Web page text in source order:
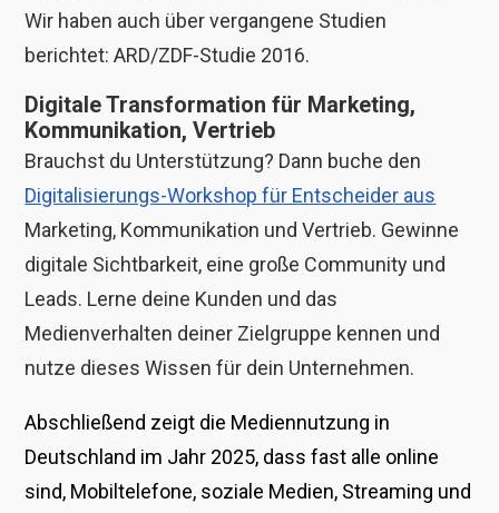
Wir haben auch über vergangene Studien
berichtet: ARD/ZDF-Studie 2016.
Digitale Transformation für Marketing,
Kommunikation, Vertrieb
Brauchst du Unterstützung? Dann buche den
Digitalisierungs-Workshop für Entscheider aus
Marketing, Kommunikation und Vertrieb. Gewinne
digitale Sichtbarkeit, eine große Community und
Leads. Lerne deine Kunden und das
Medienverhalten deiner Zielgruppe kennen und
nutze dieses Wissen für dein Unternehmen.
Abschließend zeigt die Mediennutzung in
Deutschland im Jahr 2025, dass fast alle online
sind, Mobiltelefone, soziale Medien, Streaming und